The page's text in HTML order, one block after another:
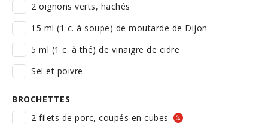
2 oignons verts, hachés
15 ml (1 c. à soupe) de moutarde de Dijon
5 ml (1 c. à thé) de vinaigre de cidre
Sel et poivre
BROCHETTES
2 filets de porc, coupés en cubes